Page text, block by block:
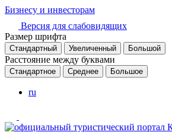
Бизнесу и инвесторам
Версия для слабовидящих
Размер шрифта
Стандартный Увеличенный Большой
Расстояние между буквами
Стандартное Среднее Большое
ru